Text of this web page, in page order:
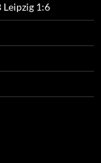
Leipzig 1:6